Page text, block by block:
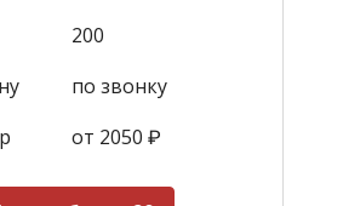
200
по звонку
от 2050 ₽